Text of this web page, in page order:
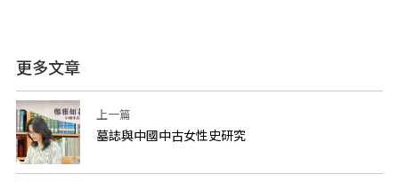
更多文章
上一篇
墓誌與中國中古女性史研究